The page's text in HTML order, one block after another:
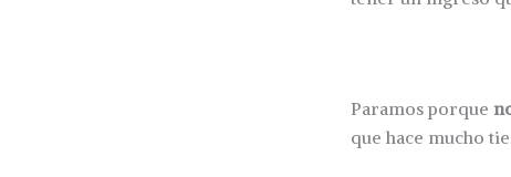
Paramos porque
que hace mucho